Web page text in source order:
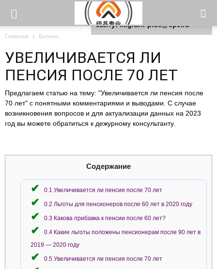
Главная Бизнес
УВЕЛИЧИВАЕТСЯ ЛИ
ПЕНСИЯ ПОСЛЕ 70 ЛЕТ
Предлагаем статью на тему: "Увеличивается ли пенсия после
70 лет" с понятными комментариями и выводами. С случае
возникновения вопросов и для актуализации данных на 2023
год вы можете обратиться к дежурному консультанту.
Содержание
0.1 Увеличивается ли пенсия после 70 лет
0.2 Льготы для пенсионеров после 60 лет в 2020 году
0.3 Какова прибавка к пенсии после 60 лет?
0.4 Какие льготы положены пенсионерам после 90 лет в
2019 — 2020 году
0.5 Увеличивается ли пенсия после 70 лет
Для любых предложений по
сайту: migrant-plus@cp9.ru